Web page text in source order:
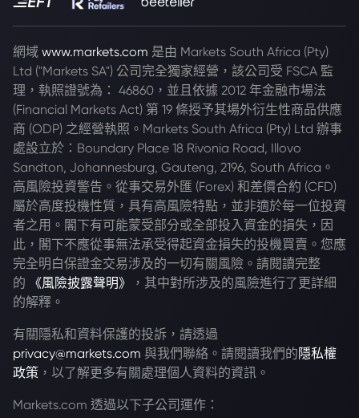
網域 www.markets.com 是由 Markets South Africa (Pty)
Ltd ("Markets SA") 公司完全獨家經營，該公司受 FSCA 監
理，執照證號為： 46860，並且依據 2012 年金融市場法
(Financial Markets Act) 第 19 條授予其場外衍生性商品供應
商 (ODP) 之經營執照。Markets South Africa (Pty) Ltd 辦事
處設立於：Boundary Place 18 Rivonia Road, Illovo
Sandton, Johannesburg, Gauteng, 2196, South Africa。
高風險投資警告。從事交易外匯 (Forex) 和差價合約 (CFD)
屬於高度投機性質，具有高風險特點，並非適於每一位投資
者之用。閣下有可能蒙受部分或全部投入資金的損失，因
此，閣下不應從事無法承受得起資金損失的投機買賣。您應
完全明白保證金交易涉及的一切有關風險。請閱讀完整
的
《風險披露聲明》
，其中對所涉及的風險進行了更詳細
的解釋。
有關隱私和資料保護的投訴，請透過
privacy@markets.com 與我們聯絡。請閱讀我們的 隱私權
政策 ，以了解更多有關處理個人資料的資訊。
Markets.com 透過以下子公司運作：